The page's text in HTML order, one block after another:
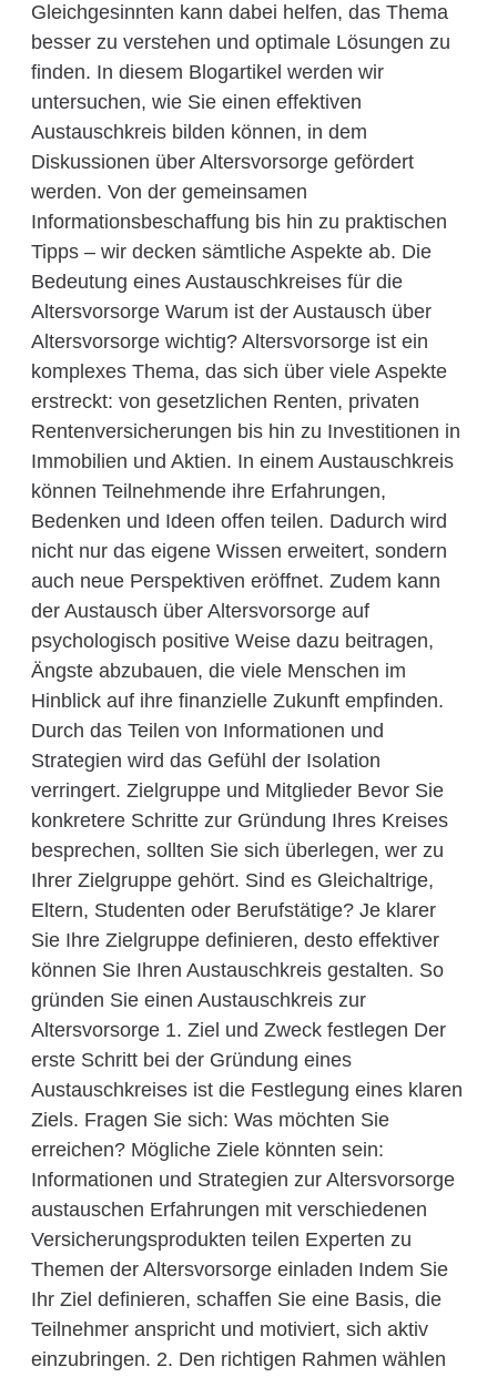
Gleichgesinnten kann dabei helfen, das Thema
besser zu verstehen und optimale Lösungen zu
finden. In diesem Blogartikel werden wir
untersuchen, wie Sie einen effektiven
Austauschkreis bilden können, in dem
Diskussionen über Altersvorsorge gefördert
werden. Von der gemeinsamen
Informationsbeschaffung bis hin zu praktischen
Tipps – wir decken sämtliche Aspekte ab. Die
Bedeutung eines Austauschkreises für die
Altersvorsorge Warum ist der Austausch über
Altersvorsorge wichtig? Altersvorsorge ist ein
komplexes Thema, das sich über viele Aspekte
erstreckt: von gesetzlichen Renten, privaten
Rentenversicherungen bis hin zu Investitionen in
Immobilien und Aktien. In einem Austauschkreis
können Teilnehmende ihre Erfahrungen,
Bedenken und Ideen offen teilen. Dadurch wird
nicht nur das eigene Wissen erweitert, sondern
auch neue Perspektiven eröffnet. Zudem kann
der Austausch über Altersvorsorge auf
psychologisch positive Weise dazu beitragen,
Ängste abzubauen, die viele Menschen im
Hinblick auf ihre finanzielle Zukunft empfinden.
Durch das Teilen von Informationen und
Strategien wird das Gefühl der Isolation
verringert. Zielgruppe und Mitglieder Bevor Sie
konkretere Schritte zur Gründung Ihres Kreises
besprechen, sollten Sie sich überlegen, wer zu
Ihrer Zielgruppe gehört. Sind es Gleichaltrige,
Eltern, Studenten oder Berufstätige? Je klarer
Sie Ihre Zielgruppe definieren, desto effektiver
können Sie Ihren Austauschkreis gestalten. So
gründen Sie einen Austauschkreis zur
Altersvorsorge 1. Ziel und Zweck festlegen Der
erste Schritt bei der Gründung eines
Austauschkreises ist die Festlegung eines klaren
Ziels. Fragen Sie sich: Was möchten Sie
erreichen? Mögliche Ziele könnten sein:
Informationen und Strategien zur Altersvorsorge
austauschen Erfahrungen mit verschiedenen
Versicherungsprodukten teilen Experten zu
Themen der Altersvorsorge einladen Indem Sie
Ihr Ziel definieren, schaffen Sie eine Basis, die
Teilnehmer anspricht und motiviert, sich aktiv
einzubringen. 2. Den richtigen Rahmen wählen